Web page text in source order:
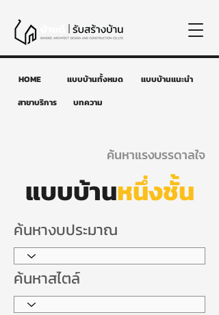
HOME แบบบ้านทั้งหมด
แบบบ้านแนะนำ
สาขาบริการ
บทความ
ค้นหาแรงบรรดาลใจ
แบบบ้านหนึ่งชั้น
ค้นหางบประมาณ
ค้นหาสไตล์